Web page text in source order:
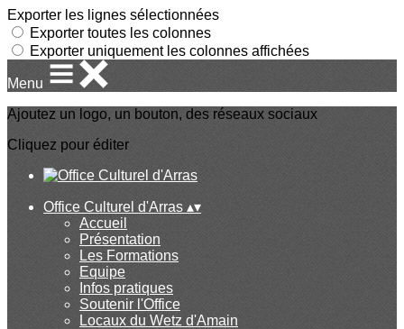
Exporter les lignes sélectionnées
Exporter toutes les colonnes
Exporter uniquement les colonnes affichées
Menu
Ajoutez un logo, un bouton, des réseaux sociaux
Cliquez pour éditer
Office Culturel d'Arras ▴▾
Accueil
Présentation
Les Formations
Equipe
Infos pratiques
Soutenir l'Office
Locaux du Wetz d'Amain